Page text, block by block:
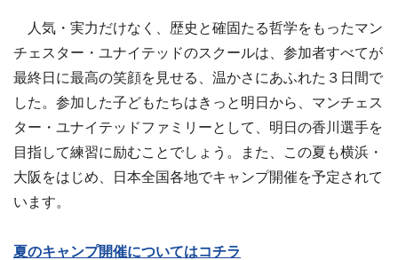
人気・実力だけなく、歴史と確固たる哲学をもったマン
チェスター・ユナイテッドのスクールは、参加者すべてが
最終日に最高の笑顔を見せる、温かさにあふれた３日間で
した。参加した子どもたちはきっと明日から、マンチェス
ター・ユナイテッドファミリーとして、明日の香川選手を
目指して練習に励むことでしょう。また、この夏も横浜・
大阪をはじめ、日本全国各地でキャンプ開催を予定されて
います。
夏のキャンプ開催についてはコチラ